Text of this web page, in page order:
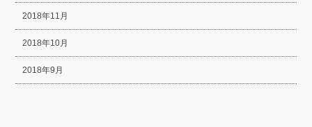
2018年11月
2018年10月
2018年9月